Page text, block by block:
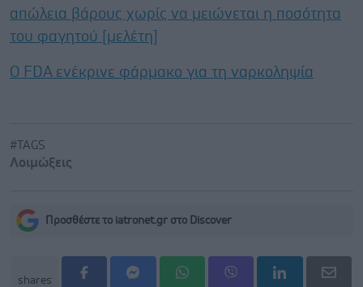
απώλεια βάρους χωρίς να μειώνεται η ποσότητα
του φαγητού [μελέτη]
Ο FDA ενέκρινε φάρμακο για τη ναρκοληψία
#TAGS
Λοιμώξεις
Προσθέστε το iatronet.gr στο Discover
shares